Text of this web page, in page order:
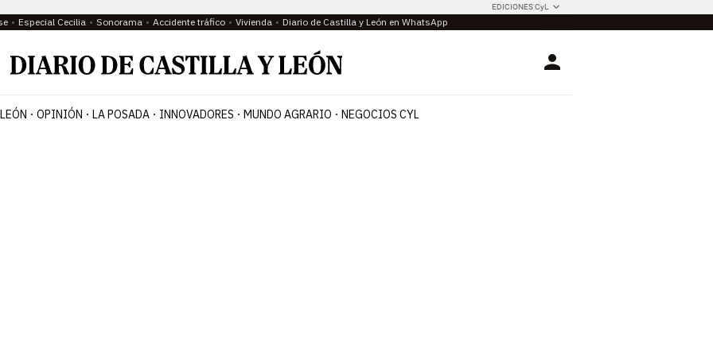
EDICIONES CyL
Especial Cecilia Sonorama Accidente tráfico Vivienda Diario de Castilla y León en WhatsApp
Login
OPINIÓN LA POSADA INNOVADORES MUNDO AGRARIO NEGOCIOS CYL